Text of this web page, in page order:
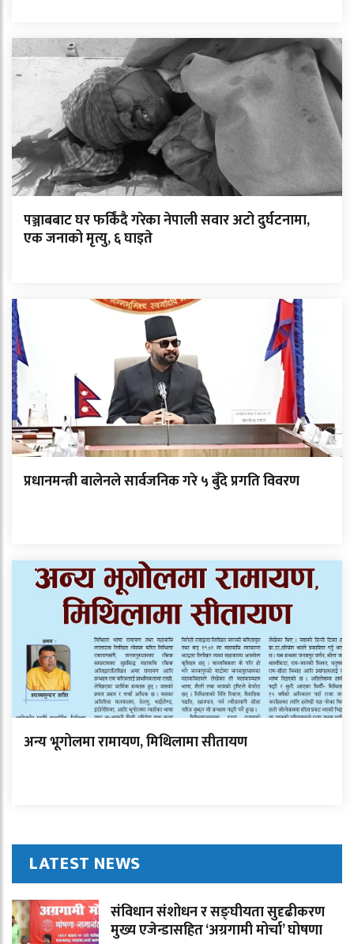
पञ्जाबबाट घर फर्किंदै गरेका नेपाली सवार अटो दुर्घटनामा,
एक जनाको मृत्यु, ६ घाइते
प्रधानमन्त्री बालेनले सार्वजनिक गरे ५ बुँदे प्रगति विवरण
अन्य भूगोलमा रामायण, मिथिलामा सीतायण
LATEST NEWS
संविधान संशोधन र सङ्घीयता सुदृढीकरण
मुख्य एजेन्डासहित ‘अग्रगामी मोर्चा’ घोषणा